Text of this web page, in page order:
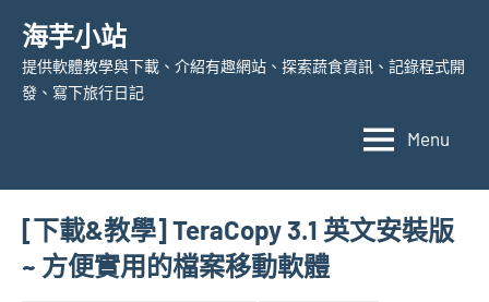
content
海芋小站
提供軟體教學與下載、介紹有趣網站、探索蔬食資訊、記錄程式開
發、寫下旅行日記
Menu
[下載&教學] TeraCopy 3.1 英文安裝版
~ 方便實用的檔案移動軟體